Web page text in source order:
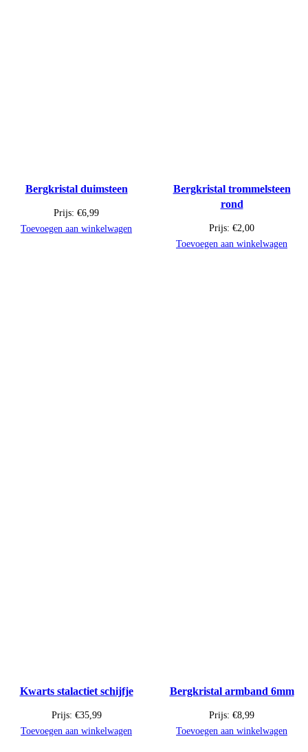
Bergkristal duimsteen
Prijs: €6,99
Toevoegen aan winkelwagen
Bergkristal trommelsteen
rond
Prijs: €2,00
Toevoegen aan winkelwagen
Kwarts stalactiet schijfje
Prijs: €35,99
Toevoegen aan winkelwagen
Bergkristal armband 6mm
Prijs: €8,99
Toevoegen aan winkelwagen